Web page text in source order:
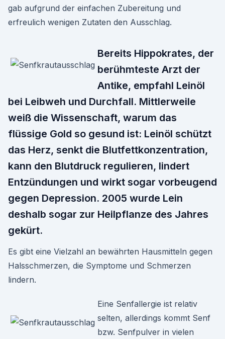
gab aufgrund der einfachen Zubereitung und
erfreulich wenigen Zutaten den Ausschlag.
Bereits Hippokrates, der
berühmteste Arzt der
Antike, empfahl Leinöl
bei Leibweh und Durchfall. Mittlerweile
weiß die Wissenschaft, warum das
flüssige Gold so gesund ist: Leinöl schützt
das Herz, senkt die Blutfettkonzentration,
kann den Blutdruck regulieren, lindert
Entzündungen und wirkt sogar vorbeugend
gegen Depression. 2005 wurde Lein
deshalb sogar zur Heilpflanze des Jahres
gekürt.
Es gibt eine Vielzahl an bewährten Hausmitteln gegen
Halsschmerzen, die Symptome und Schmerzen
lindern.
Eine Senfallergie ist relativ
selten, allerdings kommt Senf
bzw. Senfpulver in vielen